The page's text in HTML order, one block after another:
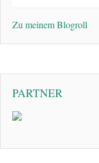
Zu meinem Blogroll
PARTNER